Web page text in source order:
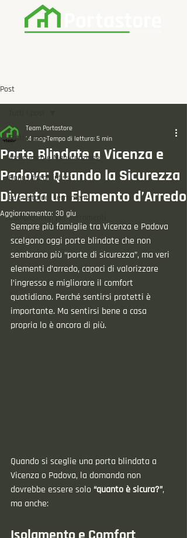
Post
Tutti i post
Assistenza e Manutenzione
Bonus fiscali infissi
La scelta dei serramenti
Complementi per serramenti
Porte Blindate a Vicenza e
Padova: Quando la Sicurezza
Diventa un Elemento d’Arredo
Team Portastore
14 magTempo di lettura: 5 min
Aggiornamento: 30 giu
Sempre più famiglie tra Vicenza e Padova
scelgono oggi porte blindate che non
sembrano più “porte di sicurezza”, ma veri
elementi d’arredo, capaci di valorizzare
l’ingresso e migliorare il comfort
quotidiano. Perché sentirsi protetti è
importante. Ma sentirsi bene a casa
propria lo è ancora di più.
Quando si sceglie una porta blindata a
Vicenza o Padova, la domanda non
dovrebbe essere solo “quanto è sicura?”,
ma anche: